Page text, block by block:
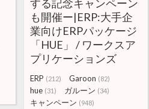
する記念キャンペーン
も開催ー|ERP:大手企
業向けERPパッケージ
「HUE」 / ワークスア
プリケーションズ
ERP (212) Garoon (82)
hue (31) ガルーン (34)
キャンペーン (948)